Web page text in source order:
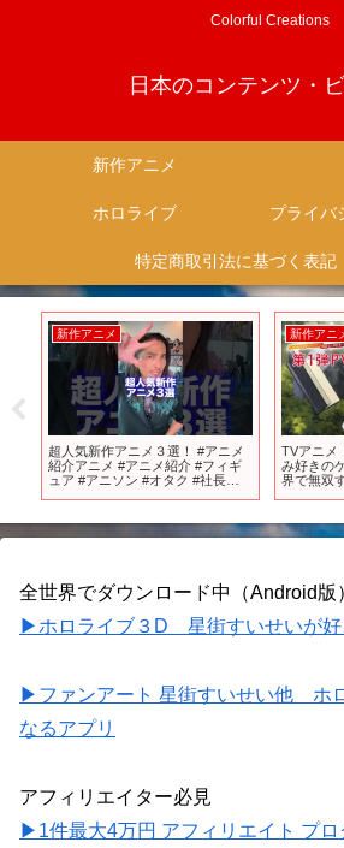
Colorful Creations
日本のコンテンツ・
新作アニメ
ホロライブ
新作アニメ
超人気新作アニメ３選！ #アニメ
紹介アニメ #アニメ紹介 #フィギ
ュア #アニソン #オタク #社長
新作アニ
TVアニメ
み好きの
界で無双
全世界でダウンロード中（Android版
▶ホロライブ３D 星街すいせいが好
▶ファンアート 星街すいせい他 ホ
なるアプリ
アフィリエイター必見
▶1件最大4万円 アフィリエイト プロ